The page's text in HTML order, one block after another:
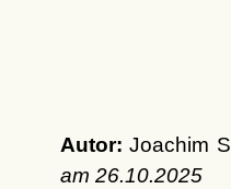
Autor: Joachim
am 26.10.2025